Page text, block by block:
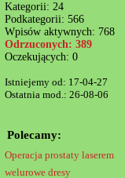
Kategorii: 24
Podkategorii: 566
Wpisów aktywnych: 768
Odrzuconych: 389
Oczekujących: 0
Istniejemy od: 17-04-27
Ostatnia mod.: 26-08-06
Polecamy:
Operacja prostaty laserem
welurowe dresy